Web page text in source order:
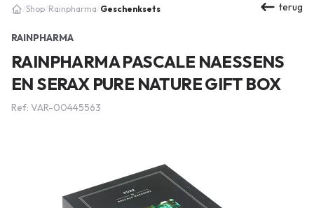
/Shop/ Rainpharma/ Geschenksets terug
RAINPHARMA
RAINPHARMA PASCALE NAESSENS
EN SERAX PURE NATURE GIFT BOX
Ref: VAR-00445563